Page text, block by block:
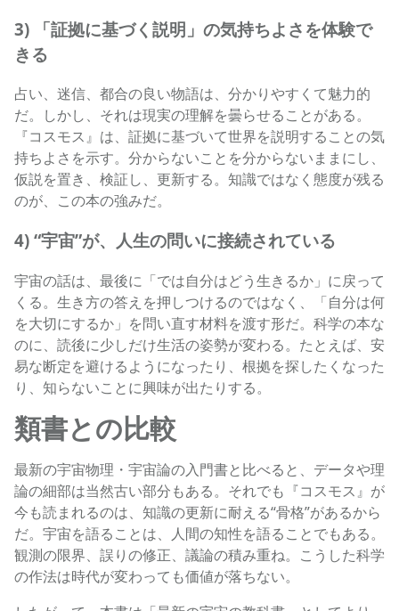
3) 「証拠に基づく説明」の気持ちよさを体験で
きる
占い、迷信、都合の良い物語は、分かりやすくて魅力的
だ。しかし、それは現実の理解を曇らせることがある。
『コスモス』は、証拠に基づいて世界を説明することの気
持ちよさを示す。分からないことを分からないままにし、
仮説を置き、検証し、更新する。知識ではなく態度が残る
のが、この本の強みだ。
4) “宇宙”が、人生の問いに接続されている
宇宙の話は、最後に「では自分はどう生きるか」に戻って
くる。生き方の答えを押しつけるのではなく、「自分は何
を大切にするか」を問い直す材料を渡す形だ。科学の本な
のに、読後に少しだけ生活の姿勢が変わる。たとえば、安
易な断定を避けるようになったり、根拠を探したくなった
り、知らないことに興味が出たりする。
類書との比較
最新の宇宙物理・宇宙論の入門書と比べると、データや理
論の細部は当然古い部分もある。それでも『コスモス』が
今も読まれるのは、知識の更新に耐える“骨格”があるから
だ。宇宙を語ることは、人間の知性を語ることでもある。
観測の限界、誤りの修正、議論の積み重ね。こうした科学
の作法は時代が変わっても価値が落ちない。